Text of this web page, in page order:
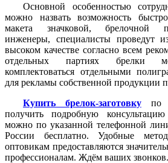
Основной особенностью
можно назвать возможность
макета значковой, брелочной
инженеры, специалисты проведут
высоком качестве согласно всем
отдельных партиях брелки
комплектоваться отдельными
для рекламы собственной продукции
Купить брелок-заготовкупо
получить подробную
можно по указанной телефонной
России бесплатно. Удобные
оптовикам предоставляются
профессионалам. Ждём ваших звонков.